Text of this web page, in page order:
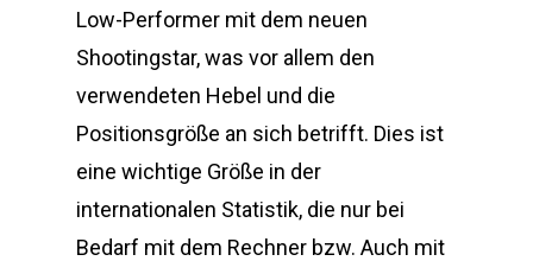
Low-Performer mit dem neuen
Shootingstar, was vor allem den
verwendeten Hebel und die
Positionsgröße an sich betrifft. Dies ist
eine wichtige Größe in der
internationalen Statistik, die nur bei
Bedarf mit dem Rechner bzw. Auch mit